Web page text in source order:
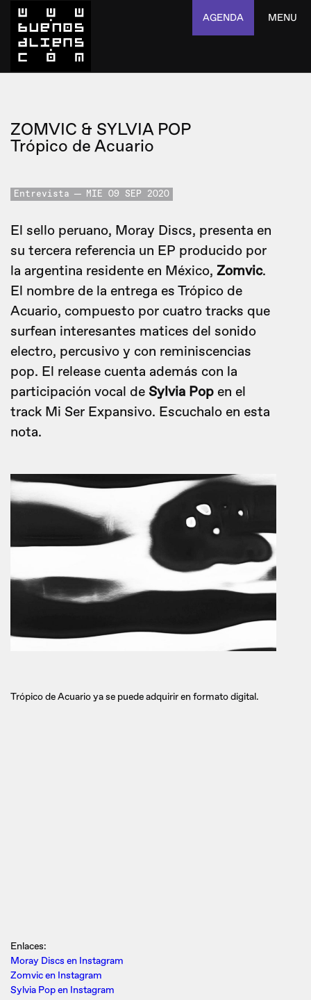
AGENDA MENU
ZOMVIC & SYLVIA POP
Trópico de Acuario
Entrevista MIE 09 SEP 2020
El sello peruano, Moray Discs, presenta en
su tercera referencia un EP producido por
la argentina residente en México, Zomvic.
El nombre de la entrega es Trópico de
Acuario, compuesto por cuatro tracks que
surfean interesantes matices del sonido
electro, percusivo y con reminiscencias
pop. El release cuenta además con la
participación vocal de Sylvia Pop en el
track Mi Ser Expansivo. Escuchalo en esta
nota.
Trópico de Acuario ya se puede adquirir en formato digital.
Enlaces:
Moray Discs en Instagram
Zomvic en Instagram
Sylvia Pop en Instagram